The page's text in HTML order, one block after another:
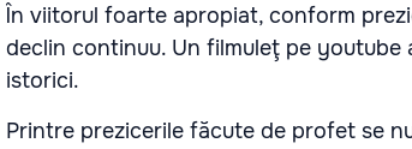
În viitorul foarte apropiat, conform
declin continuu. Un filmuleţ pe
istorici.
Printre prezicerile făcute de profet se